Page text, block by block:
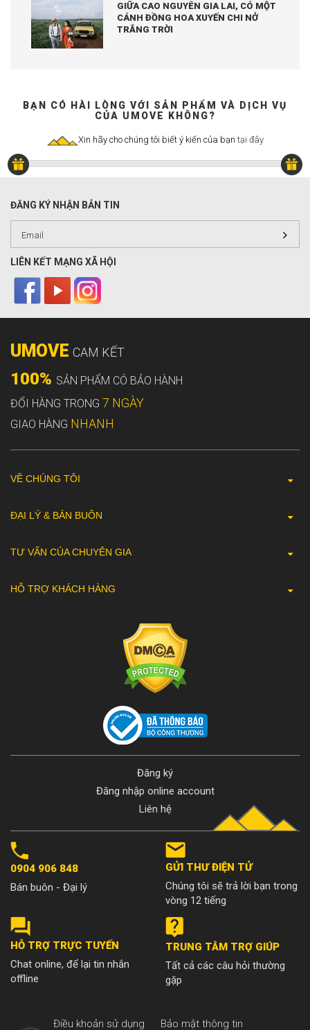
GIỮA CAO NGUYÊN GIA LAI, CÓ MỘT
CÁNH ĐỒNG HOA XUYẾN CHI NỞ
TRẮNG TRỜI
BẠN CÓ HÀI LÒNG VỚI SẢN PHẨM VÀ DỊCH VỤ
CỦA UMOVE KHÔNG?
Xin hãy cho chúng tôi biết ý kiến của bạn tại đây
ĐĂNG KÝ NHẬN BẢN TIN
LIÊN KẾT MẠNG XÃ HỘI
UMOVE CAM KẾT
100% SẢN PHẨM CÓ BẢO HÀNH
ĐỔI HÀNG TRONG 7 NGÀY
GIAO HÀNG NHANH
VỀ CHÚNG TÔI
ĐẠI LÝ & BÁN BUÔN
TƯ VẤN CỦA CHUYÊN GIA
HỖ TRỢ KHÁCH HÀNG
Đăng ký
Đăng nhập online account
Liên hệ
0904 906 848
Bán buôn - Đại lý
GỬI THƯ ĐIỆN TỬ
Chúng tôi sẽ trả lời bạn trong
vòng 12 tiếng
HỖ TRỢ TRỰC TUYẾN
Chat online, để lại tin nhắn
offline
TRUNG TÂM TRỢ GIÚP
Tất cả các câu hỏi thường
gặp
Điều khoản sử dụng Bảo mật thông tin